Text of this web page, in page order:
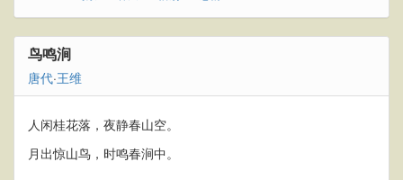
鸟鸣涧
唐代·王维
人闲桂花落，夜静春山空。
月出惊山鸟，时鸣春涧中。